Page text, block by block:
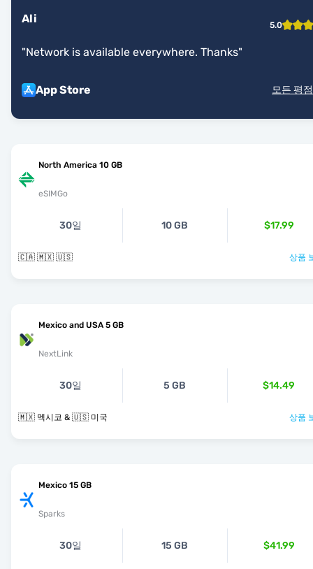
Ali 5.0
"Network is available everywhere. Thanks"
App Store 모든 평
North America 10 GB
eSIMGo
30일 10 GB $17.99
🇨🇦 🇲🇽 🇺🇸 상품
Mexico and USA 5 GB
NextLink
30일 5 GB $14.49
🇲🇽 멕시코 & 🇺🇸 미국 상품
Mexico 15 GB
Sparks
30일 15 GB $41.99